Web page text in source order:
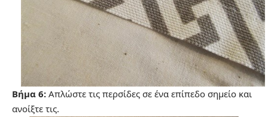
Βήμα 6: Απλώστε τις περσίδες σε ένα επίπεδο σημείο και
ανοίξτε τις.